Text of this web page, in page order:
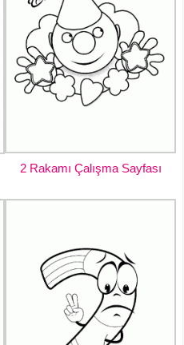
2 Rakamı Çalışma Sayfası